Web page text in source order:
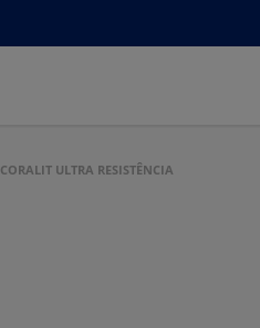
CORALIT ULTRA RESISTÊNCIA